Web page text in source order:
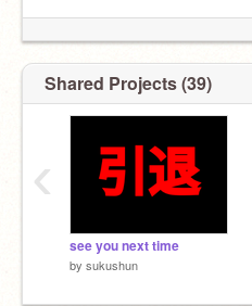
Shared Projects (39)
see you next time
by sukushun
‹